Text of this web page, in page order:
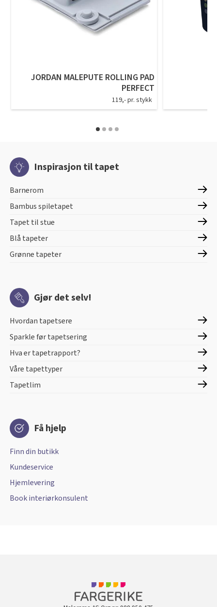
JORDAN MALEPUTE ROLLING PAD
PERFECT
119,- pr. stykk
Inspirasjon til tapet
Barnerom
Bambus spiletapet
Tapet til stue
Blå tapeter
Grønne tapeter
Gjør det selv!
Hvordan tapetsere
Sparkle før tapetsering
Hva er tapetrapport?
Våre tapettyper
Tapetlim
Få hjelp
Finn din butikk
Kundeservice
Hjemlevering
Book interiørkonsulent